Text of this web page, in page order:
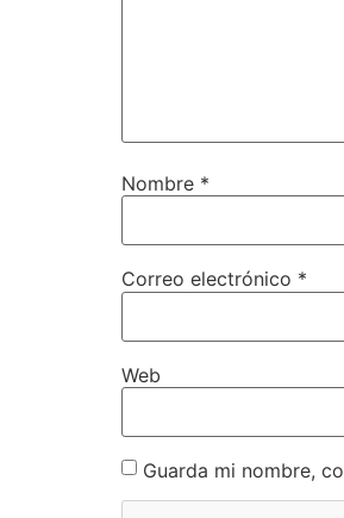
Nombre *
Correo electrónico *
Web
Guarda mi nombre,